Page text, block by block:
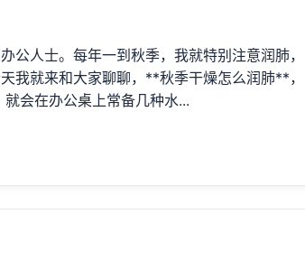
公人士。每年一到秋季，我就特别注意润肺，
我就来和大家聊聊，**秋季干燥怎么润肺**，
会在办公桌上常备几种水...